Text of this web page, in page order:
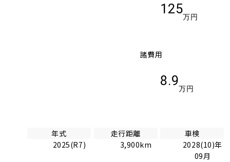
125
万円
諸費用
8.9
万円
年式
2025(R7)
走行距離
3,900km
車検
2028(10)年
09月